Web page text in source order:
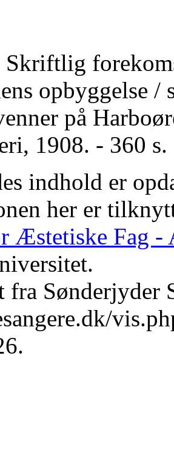
Skriftlig
opbyggelse /
på
1908. - 360 s.
indhold er
her er
Æstetiske Fag -
fra Sønderjyder